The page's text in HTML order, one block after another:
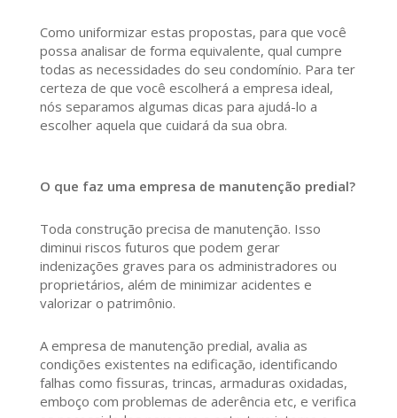
Como uniformizar estas propostas, para que você
possa analisar de forma equivalente, qual cumpre
todas as necessidades do seu condomínio. Para ter
certeza de que você escolherá a empresa ideal,
nós separamos algumas dicas para ajudá-lo a
escolher aquela que cuidará da sua obra.
O que faz uma empresa de manutenção predial?
Toda construção precisa de manutenção. Isso
diminui riscos futuros que podem gerar
indenizações graves para os administradores ou
proprietários, além de minimizar acidentes e
valorizar o patrimônio.
A empresa de manutenção predial, avalia as
condições existentes na edificação, identificando
falhas como fissuras, trincas, armaduras oxidadas,
emboço com problemas de aderência etc, e verifica